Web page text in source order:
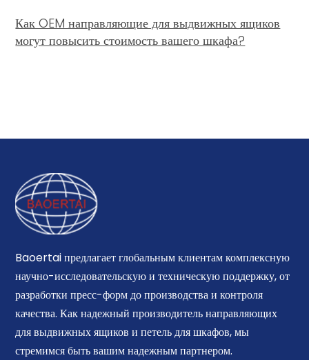
Как OEM направляющие для выдвижных ящиков
могут повысить стоимость вашего шкафа?
Baoertai предлагает глобальным клиентам комплексную
научно-исследовательскую и техническую поддержку, от
разработки пресс-форм до производства и контроля
качества. Как надежный производитель направляющих
для выдвижных ящиков и петель для шкафов, мы
стремимся быть вашим надежным партнером.